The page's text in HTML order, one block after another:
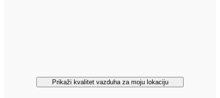
Prikaži kvalitet vazduha za moju lokaciju